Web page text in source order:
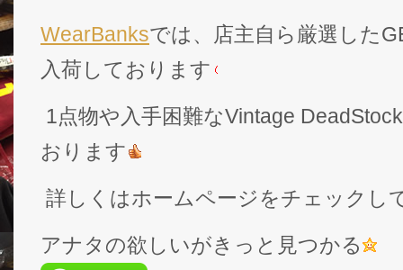
WearBanksでは、店主自ら厳選した
入荷しております
1点物や入手困難なVintage
おります
詳しくはホームページをチェックし
アナタの欲しいがきっと見つかる